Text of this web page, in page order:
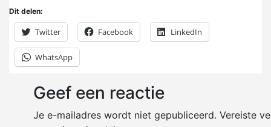
Dit delen:
Twitter Facebook LinkedIn
WhatsApp
Geef een reactie
Je e-mailadres wordt niet gepubliceerd. Vereiste